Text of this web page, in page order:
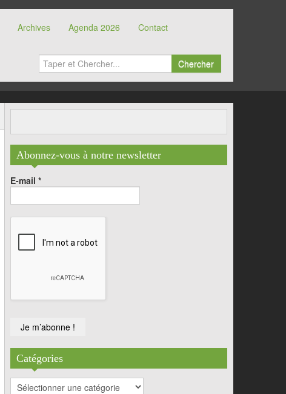
Archives Agenda 2026 Contact
Chercher
Abonnez-vous à notre newsletter
E-mail *
Catégories
Catégories